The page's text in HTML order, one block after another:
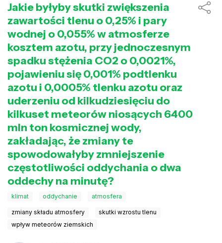
Jakie byłyby skutki zwiększenia
zawartości tlenu o 0,25% i pary
wodnej o 0,055% w atmosferze
kosztem azotu, przy jednoczesnym
spadku stężenia CO2 o 0,0021%,
pojawieniu się 0,001% podtlenku
azotu i 0,0005% tlenku azotu oraz
uderzeniu od kilkudziesięciu do
kilkuset meteorów niosących 6400
mln ton kosmicznej wody,
zakładając, że zmiany te
spowodowałyby zmniejszenie
częstotliwości oddychania o dwa
oddechy na minutę?
klimat oddychanie atmosfera
zmiany składu atmosfery
skutki wzrostu tlenu
wpływ meteorów ziemskich